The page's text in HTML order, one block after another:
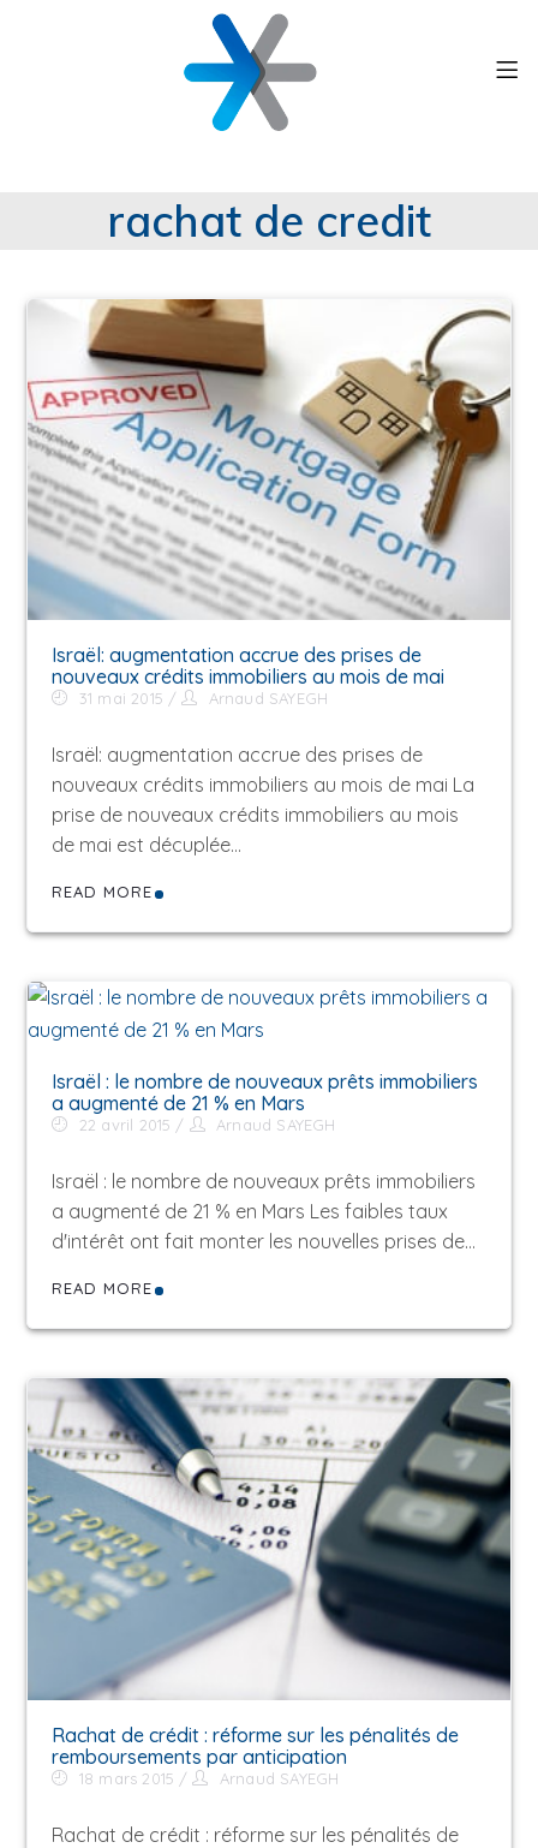
rachat de credit
Israël: augmentation accrue des prises de
nouveaux crédits immobiliers au mois de mai
31 mai 2015 Arnaud SAYEGH
Israël: augmentation accrue des prises de
nouveaux crédits immobiliers au mois de mai La
prise de nouveaux crédits immobiliers au mois
de mai est décuplée…
READ MORE
Israël : le nombre de nouveaux prêts immobiliers
a augmenté de 21 % en Mars
22 avril 2015 Arnaud SAYEGH
Israël : le nombre de nouveaux prêts immobiliers
a augmenté de 21 % en Mars Les faibles taux
d'intérêt ont fait monter les nouvelles prises de…
READ MORE
Rachat de crédit : réforme sur les pénalités de
remboursements par anticipation
18 mars 2015 Arnaud SAYEGH
Rachat de crédit : réforme sur les pénalités de